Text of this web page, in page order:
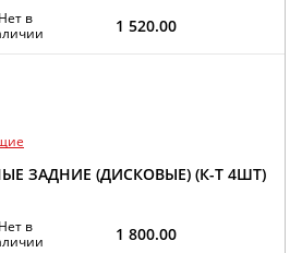
Нет в
1 520.00
ЗАДНИЕ (ДИСКОВЫЕ) (К-Т 4ШТ)
Нет в
1 800.00